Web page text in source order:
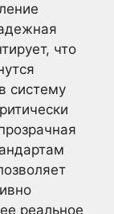
что
систему
реальное